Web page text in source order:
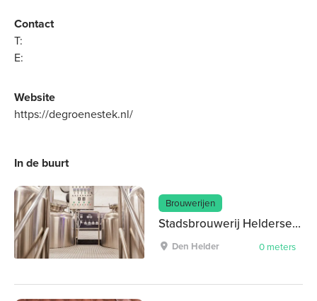
Contact
T:
E:
Website
https://degroenestek.nl/
In de buurt
Brouwerijen
Stadsbrouwerij Helderse Jongens
Den Helder 0 meters